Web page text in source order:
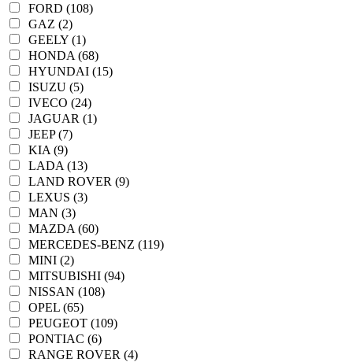
FORD (108)
GAZ (2)
GEELY (1)
HONDA (68)
HYUNDAI (15)
ISUZU (5)
IVECO (24)
JAGUAR (1)
JEEP (7)
KIA (9)
LADA (13)
LAND ROVER (9)
LEXUS (3)
MAN (3)
MAZDA (60)
MERCEDES-BENZ (119)
MINI (2)
MITSUBISHI (94)
NISSAN (108)
OPEL (65)
PEUGEOT (109)
PONTIAC (6)
RANGE ROVER (4)